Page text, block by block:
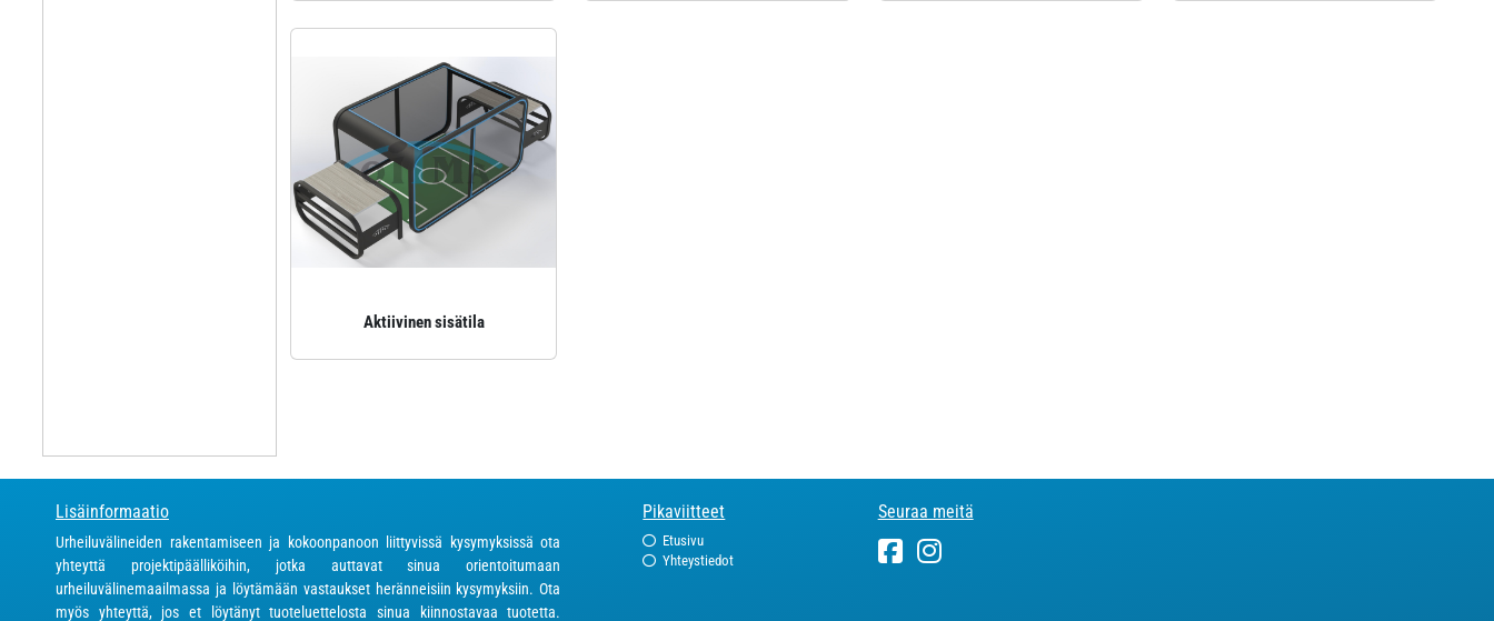
Aktiivinen sisätila
Lisäinformaatio
Urheiluvälineiden rakentamiseen ja kokoonpanoon liittyvissä kysymyksissä ota
yhteyttä projektipäälliköihin, jotka auttavat sinua orientoitumaan
urheiluvälinemaailmassa ja löytämään vastaukset heränneisiin kysymyksiin. Ota
myös yhteyttä, jos et löytänyt tuoteluettelosta sinua kiinnostavaa tuotetta.
Pikaviitteet
Etusivu
Yhteystiedot
Seuraa meitä